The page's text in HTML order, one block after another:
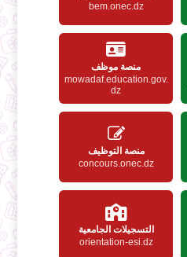
bem.onec.dz
منصة موظف
mowadaf.education.gov.
dz
منصة التوظيف
concours.onec.dz
التسجيلات الجامعية
orientation-esi.dz